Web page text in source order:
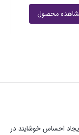
محصول
احساس خوشایند در